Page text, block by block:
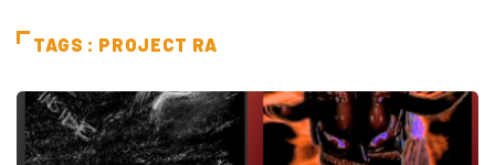
TAGS : PROJECT RA